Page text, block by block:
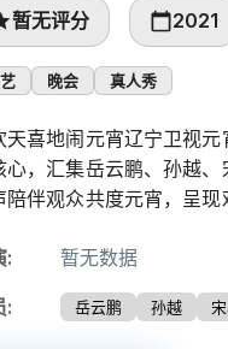
暂无评分 2021
晚会 真人秀
天喜地闹元宵辽宁卫视
心，汇集岳云鹏、孙越
陪伴观众共度元宵，呈现
: 暂无数据
: 岳云鹏 孙越